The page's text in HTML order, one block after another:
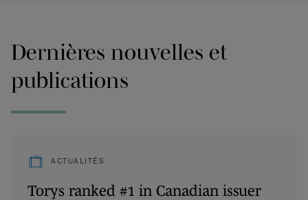
Dernières nouvelles et
publications
ACTUALITÉS
Torys ranked #1 in Canadian issuer